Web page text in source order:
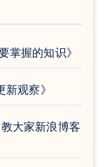
掌握的知识》
新观察》
大家新浪博客